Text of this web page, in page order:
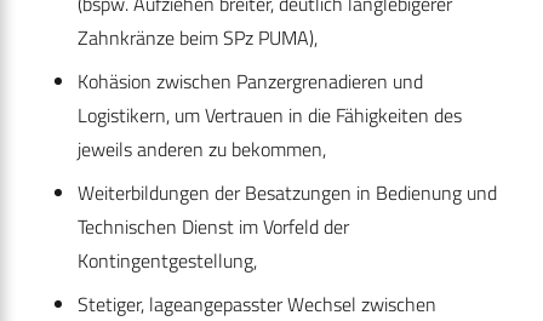
Zahnkränze beim SPz PUMA),
Kohäsion zwischen Panzergrenadieren und
Logistikern, um Vertrauen in die Fähigkeiten des
jeweils anderen zu bekommen,
Weiterbildungen der Besatzungen in Bedienung und
Technischen Dienst im Vorfeld der
Kontingentgestellung,
Stetiger, lageangepasster Wechsel zwischen